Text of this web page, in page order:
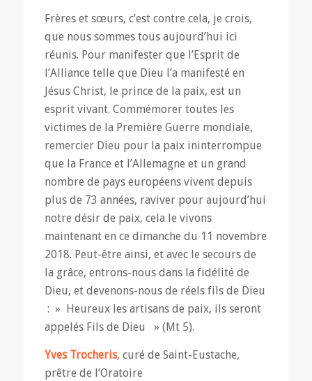
Frères et sœurs, c’est contre cela, je crois,
que nous sommes tous aujourd’hui ici
réunis. Pour manifester que l’Esprit de
l’Alliance telle que Dieu l’a manifesté en
Jésus Christ, le prince de la paix, est un
esprit vivant. Commémorer toutes les
victimes de la Première Guerre mondiale,
remercier Dieu pour la paix ininterrompue
que la France et l’Allemagne et un grand
nombre de pays européens vivent depuis
plus de 73 années, raviver pour aujourd’hui
notre désir de paix, cela le vivons
maintenant en ce dimanche du 11 novembre
2018. Peut-être ainsi, et avec le secours de
la grâce, entrons-nous dans la fidélité de
Dieu, et devenons-nous de réels fils de Dieu
: » Heureux les artisans de paix, ils seront
appelés Fils de Dieu » (Mt 5).
Yves Trocheris, curé de Saint-Eustache,
prêtre de l’Oratoire